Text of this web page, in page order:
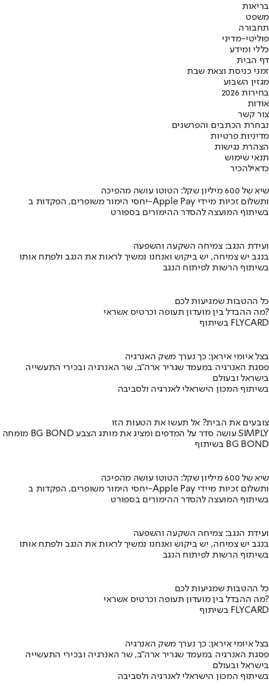
בריאות
משפט
תחבורה
פוליטי-מדיני
כללי ומידע
דף הבית
זמני כניסת וצאת שבת
מגזין השבוע
בחירות 2026
אודות
צור קשר
נבחרת הכתבים והפרשנים
מדיניות פרטיות
הצהרת נגישות
תנאי שימוש
כדאילהכיר
שיא של 600 מיליון שקל: הטוטו עושה מהפיכה
יחסי הימור משופרים, הפקדות ב-Apple Pay ותשלום זכיות מיידי
בשיתוף המועצה להסדר ההימורים בספורט
ועידת הנגב: צמיחה השקעה והשפעה
בנגב יש צמיחה, יש ביקוש ואנחנו נמשיך לראות את הנגב ולפתח אותו
בשיתוף הרשות לפיתוח הנגב
כל ההטבות שמגיעות לכם
מה ההבדל בין מועדון תעופה וכרטיס אשראי?
בשיתוף FLYCARD
בצל איומי איראן: כך נערך משק האנרגיה
פסגת האנרגיה במעמד שגריר ארה"ב, שר האנרגיה ובכירי התעשייה
בישראל ובעולם
בשיתוף המכון הישראלי לאנרגיה ולסביבה
צובעים את הבית? אל תעשו את הטעות הזו
מומחה BG BOND עושה סדר על המדפים ומציג את מותג הצבע SIMPLY
בשיתוף BG BOND
שיא של 600 מיליון שקל: הטוטו עושה מהפיכה
יחסי הימור משופרים, הפקדות ב-Apple Pay ותשלום זכיות מיידי
בשיתוף המועצה להסדר ההימורים בספורט
ועידת הנגב: צמיחה השקעה והשפעה
בנגב יש צמיחה, יש ביקוש ואנחנו נמשיך לראות את הנגב ולפתח אותו
בשיתוף הרשות לפיתוח הנגב
כל ההטבות שמגיעות לכם
מה ההבדל בין מועדון תעופה וכרטיס אשראי?
בשיתוף FLYCARD
בצל איומי איראן: כך נערך משק האנרגיה
פסגת האנרגיה במעמד שגריר ארה"ב, שר האנרגיה ובכירי התעשייה
בישראל ובעולם
בשיתוף המכון הישראלי לאנרגיה ולסביבה